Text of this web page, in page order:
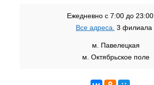
Ежедневно с 7:00 до 23:00
Все адреса. 3 филиала
м. Павелецкая
м. Октябрьское поле